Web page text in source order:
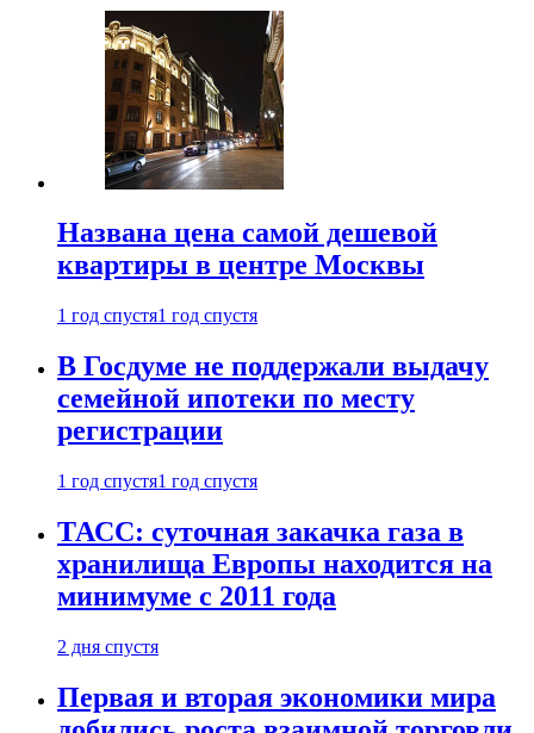
Названа цена самой дешевой
квартиры в центре Москвы
1 год спустя1 год спустя
В Госдуме не поддержали выдачу
семейной ипотеки по месту
регистрации
1 год спустя1 год спустя
ТАСС: суточная закачка газа в
хранилища Европы находится на
минимуме с 2011 года
2 дня спустя
Первая и вторая экономики мира